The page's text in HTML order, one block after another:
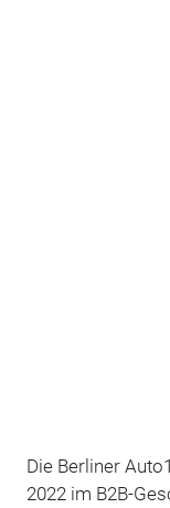
Die Berliner
2022 im B2B-